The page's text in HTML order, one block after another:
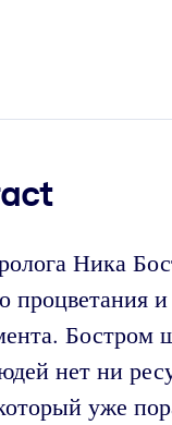
Ника
процветания
нет ни
уже